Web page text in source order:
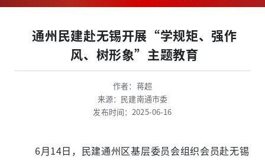
通州民建赴无锡开展“学规矩、强作
风、树形象”主题教育
作者：蒋超
来源：民建南通市委
发布时间：2025-06-16
6月14日，民建通州区基层委员会组织会员赴无锡